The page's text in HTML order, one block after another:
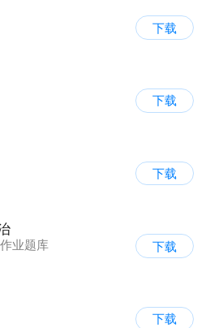
下载
下载
下载
作业题库
下载
下载